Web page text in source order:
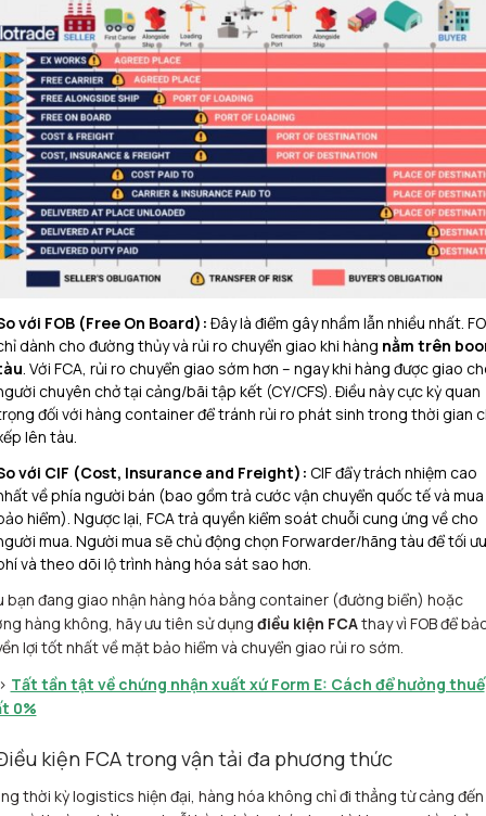
với FOB (Free On Board): Đây là điểm gây nhầm lẫn nhiều nhất.
dành cho đường thủy và rủi ro chuyển giao khi hàng nằm trên
. Với FCA, rủi ro chuyển giao sớm hơn – ngay khi hàng được giao
chuyên chở tại cảng/bãi tập kết (CY/CFS). Điều này cực kỳ quan
đối với hàng container để tránh rủi ro phát sinh trong thời gian
lên tàu.
với CIF (Cost, Insurance and Freight): CIF đẩy trách nhiệm cao
về phía người bán (bao gồm trả cước vận chuyển quốc tế và mua
hiểm). Ngược lại, FCA trả quyền kiểm soát chuỗi cung ứng về cho
mua. Người mua sẽ chủ động chọn Forwarder/hãng tàu để tối
và theo dõi lộ trình hàng hóa sát sao hơn.
bạn đang giao nhận hàng hóa bằng container (đường biển) hoặc
hàng không, hãy ưu tiên sử dụng điều kiện FCAthay vì FOB để
lợi tốt nhất về mặt bảo hiểm và chuyển giao rủi ro sớm.
Tất tần tật về chứng nhận xuất xứ Form E: Cách để hưởng thuế
0%
kiện FCA trong vận tải đa phương thức
thời kỳ logistics hiện đại, hàng hóa không chỉ đi thẳng từ cảng đến